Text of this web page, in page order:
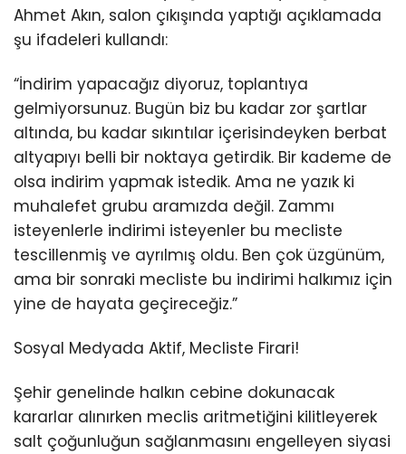
Ahmet Akın, salon çıkışında yaptığı açıklamada
şu ifadeleri kullandı:
“İndirim yapacağız diyoruz, toplantıya
gelmiyorsunuz. Bugün biz bu kadar zor şartlar
altında, bu kadar sıkıntılar içerisindeyken berbat
altyapıyı belli bir noktaya getirdik. Bir kademe de
olsa indirim yapmak istedik. Ama ne yazık ki
muhalefet grubu aramızda değil. Zammı
isteyenlerle indirimi isteyenler bu mecliste
tescillenmiş ve ayrılmış oldu. Ben çok üzgünüm,
ama bir sonraki mecliste bu indirimi halkımız için
yine de hayata geçireceğiz.”
Sosyal Medyada Aktif, Mecliste Firari!
Şehir genelinde halkın cebine dokunacak
kararlar alınırken meclis aritmetiğini kilitleyerek
salt çoğunluğun sağlanmasını engelleyen siyasi